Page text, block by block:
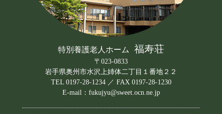
特別養護老人ホーム 福寿荘
〒023-0833
岩手県奥州市水沢上姉体二丁目１番地２２
TEL 0197-28-1234 ／ FAX 0197-28-1230
E-mail：fukujyu@sweet.ocn.ne.jp